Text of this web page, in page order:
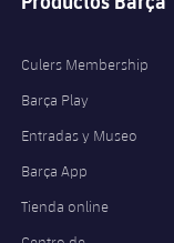
Culers Membership
Barça Play
Entradas y Museo
Barça App
Tienda online